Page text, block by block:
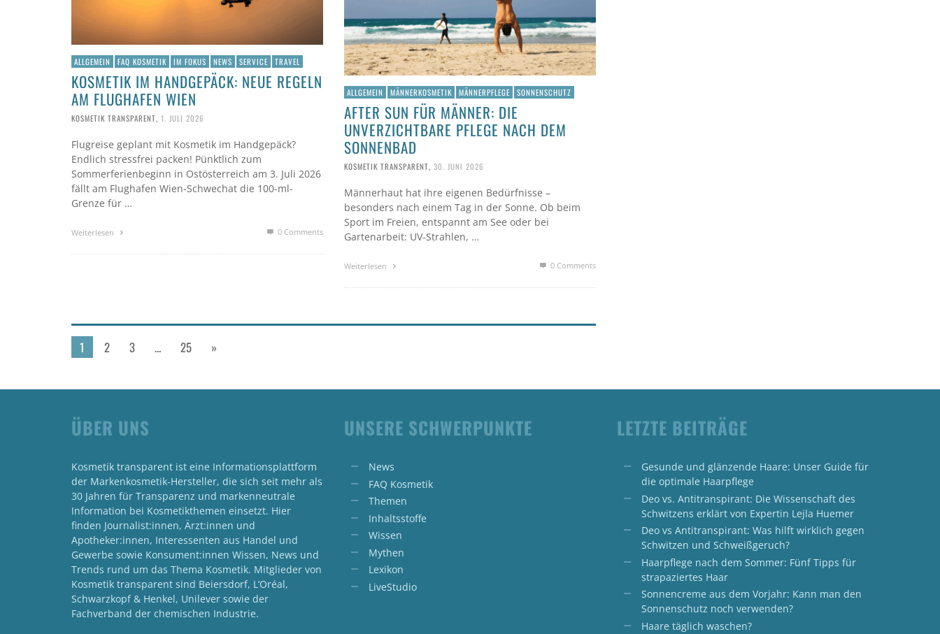
ALLGEMEIN FAQ KOSMETIK IM FOKUS NEWS SERVICE TRAVEL
KOSMETIK IM HANDGEPÄCK: NEUE REGELN
AM FLUGHAFEN WIEN
KOSMETIK TRANSPARENT, 1. JULI 2026
Flugreise geplant mit Kosmetik im Handgepäck?
Endlich stressfrei packen! Pünktlich zum
Sommerferienbeginn in Ostösterreich am 3. Juli 2026
fällt am Flughafen Wien-Schwechat die 100-ml-
Grenze für …
Weiterlesen 0 Comments
ALLGEMEIN MÄNNERKOSMETIK MÄNNERPFLEGE SONNENSCHUTZ
AFTER SUN FÜR MÄNNER: DIE
UNVERZICHTBARE PFLEGE NACH DEM
SONNENBAD
KOSMETIK TRANSPARENT, 30. JUNI 2026
Männerhaut hat ihre eigenen Bedürfnisse –
besonders nach einem Tag in der Sonne. Ob beim
Sport im Freien, entspannt am See oder bei
Gartenarbeit: UV-Strahlen, …
Weiterlesen 0 Comments
1 2 3 … 25 »
ÜBER UNS
Kosmetik transparent ist eine Informationsplattform
der Markenkosmetik-Hersteller, die sich seit mehr als
30 Jahren für Transparenz und markenneutrale
Information bei Kosmetikthemen einsetzt. Hier
finden Journalist:innen, Ärzt:innen und
Apotheker:innen, Interessenten aus Handel und
Gewerbe sowie Konsument:innen Wissen, News und
Trends rund um das Thema Kosmetik. Mitglieder von
Kosmetik transparent sind Beiersdorf, L’Oréal,
Schwarzkopf & Henkel, Unilever sowie der
Fachverband der chemischen Industrie.
UNSERE SCHWERPUNKTE
News
FAQ Kosmetik
Themen
Inhaltsstoffe
Wissen
Mythen
Lexikon
LiveStudio
LETZTE BEITRÄGE
Gesunde und glänzende Haare: Unser Guide für
die optimale Haarpflege
Deo vs. Antitranspirant: Die Wissenschaft des
Schwitzens erklärt von Expertin Lejla Huemer
Deo vs Antitranspirant: Was hilft wirklich gegen
Schwitzen und Schweißgeruch?
Haarpflege nach dem Sommer: Fünf Tipps für
strapaziertes Haar
Sonnencreme aus dem Vorjahr: Kann man den
Sonnenschutz noch verwenden?
Haare täglich waschen?